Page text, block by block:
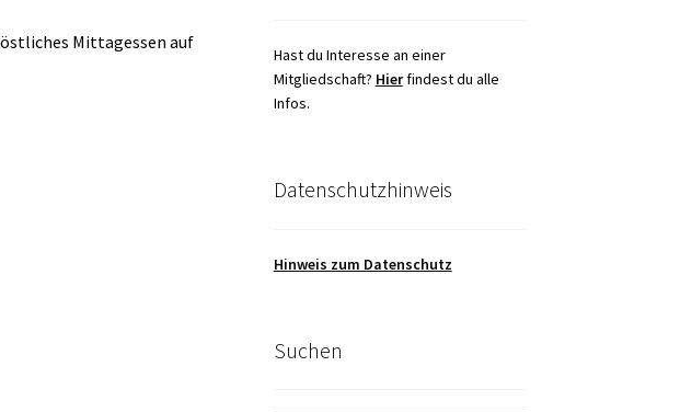
Mittagessen auf
Hast du Interesse an einer
Mitgliedschaft? Hierfindest du alle
Infos.
Datenschutzhinweis
Hinweis zum Datenschutz
Suchen